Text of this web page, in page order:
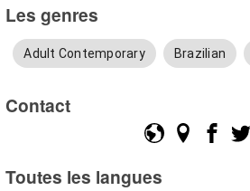
Les genres
Adult Contemporary Brazilian
Contact
Toutes les langues